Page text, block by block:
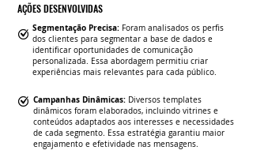
AÇÕES DESENVOLVIDAS
Segmentação Precisa: Foram analisados os perfis
dos clientes para segmentar a base de dados e
identificar oportunidades de comunicação
personalizada. Essa abordagem permitiu criar
experiências mais relevantes para cada público.
Campanhas Dinâmicas: Diversos templates
dinâmicos foram elaborados, incluindo vitrines e
conteúdos adaptados aos interesses e necessidades
de cada segmento. Essa estratégia garantiu maior
engajamento e efetividade nas mensagens.